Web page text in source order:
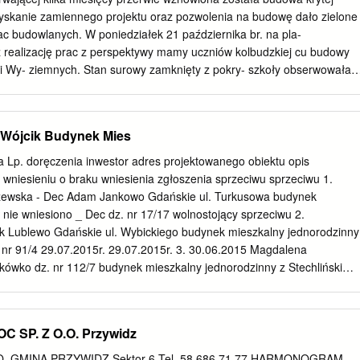
k a ydma Czo³piñska H n a n z i a k e c y a t w Lipno ie Damnica rz
n ia ) Przybynin G³odowo Bêdziechowo £ u p a w a Damno
Równo Profile wysokościowe tras rowerowych Rodzaj nawierzchni:
pozosta³e drogi:
zamiennego projektu oraz pozwolenia na budowę dało zielone
budowlanych. W poniedziałek 21 października br. na pla-
realizację prac z perspektywy mamy uczniów kolbudzkiej cu budowy
Wy- ziemnych. Stan surowy zamknięty z pokry- szkoły obserwowała
na koniec sierpnia przyszłego dę nie wygląda dobrze.
roku. nie podziela wielu mieszkańców. Powrót – Myślę, że
– Jeszcze przed wakacjami 2020 roku planu- ekipy na plac budowy
od realizacji budowy base- jemy rozstrzygnąć przetarg na
Referatu Inwesty- nu - mówi wójt Andrzej Chruścicki. - Wielu
- in- cji i Remontów UG, inwestor nie przewidu-
i niepoko- formuje Adam Babkiewicz, kierownik Refe- je już
Jeżeli jem spoglądało na wykop. Temat był sze- ratu Inwestycji i
Budynek Mies
Lp. doręczenia inwestor adres projektowanego obiektu opis
o braku wniesienia zgłoszenia sprzeciwu sprzeciwu 1.
- Dec Adam Jankowo Gdańskie ul. Turkusowa budynek
wniesiono _ Dec dz. nr 17/17 wolnostojący sprzeciwu 2.
Lublewo Gdańskie ul. Wybickiego budynek mieszkalny jednorodzinny
91/4 29.07.2015r. 29.07.2015r. 3. 30.06.2015 Magdalena
dz. nr 112/7 budynek mieszkalny jednorodzinny z Stechliński
_ wod - kan sprzeciwu 5. 08.07.2015 ENERGA - Operator
89/8, 89/9, zgłoszenie budowy linii energetycznej 89/10 kablowej
SP. Z O.O. Przywidz